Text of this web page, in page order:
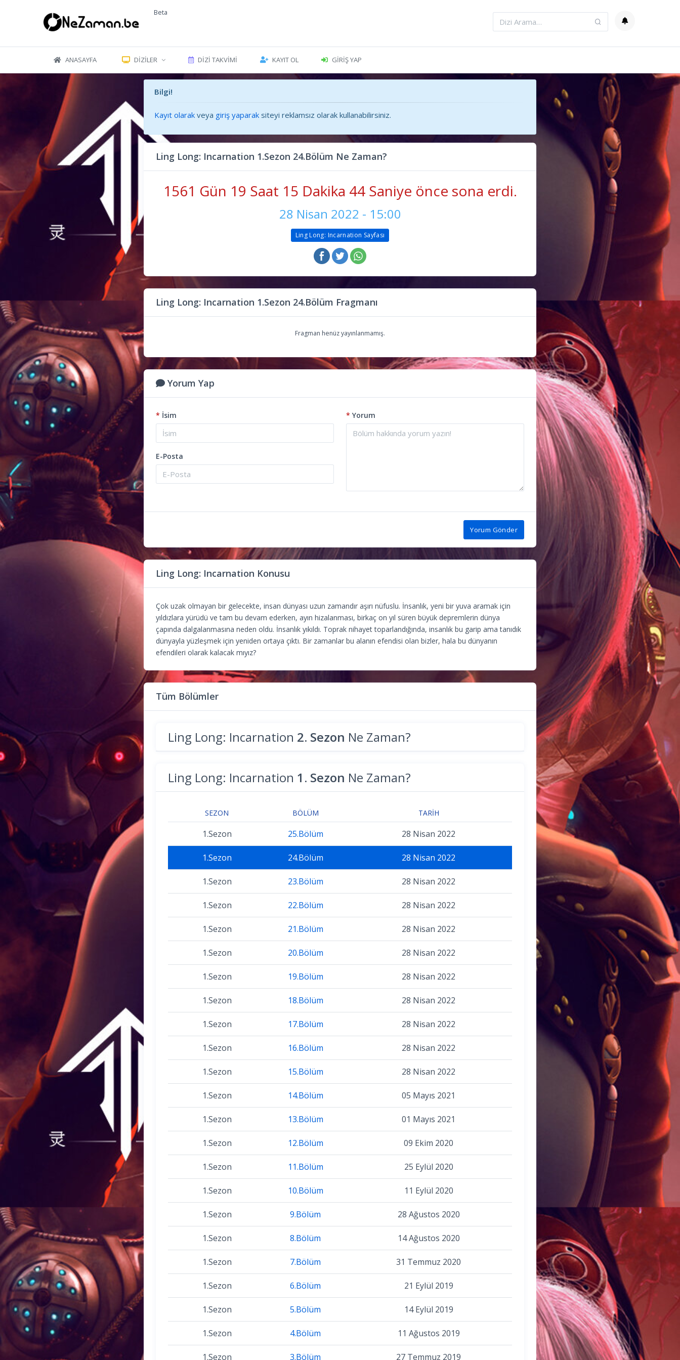
Beta
ANASAYFA DIZILER DIZI TAKVIMI KAYIT OL GIRIŞ YAP
Bilgi!
Kayıt olarak veya giriş yaparak siteyi reklamsız olarak kullanabilirsiniz.
Ling Long: Incarnation 1.Sezon 24.Bölüm Ne Zaman?
1561 Gün 19 Saat 15 Dakika 45 Saniye önce sona erdi.
28 Nisan 2022 - 15:00
Ling Long: Incarnation Sayfası
Ling Long: Incarnation 1.Sezon 24.Bölüm Fragmanı
Fragman henüz yayınlanmamış.
Yorum Yap
* İsim
E-Posta
* Yorum
Yorum Gönder
Ling Long: Incarnation Konusu
Çok uzak olmayan bir gelecekte, insan dünyası uzun zamandır aşırı nüfuslu. İnsanlık, yeni bir yuva aramak için
yıldızlara yürüdü ve tam bu devam ederken, ayın hizalanması, birkaç on yıl süren büyük depremlerin dünya
çapında dalgalanmasına neden oldu. İnsanlık yıkıldı. Toprak nihayet toparlandığında, insanlık bu garip ama tanıdık
dünyayla yüzleşmek için yeniden ortaya çıktı. Bir zamanlar bu alanın efendisi olan bizler, hala bu dünyanın
efendileri olarak kalacak mıyız?
Tüm Bölümler
Ling Long: Incarnation 2. Sezon Ne Zaman?
Ling Long: Incarnation 1. Sezon Ne Zaman?
SEZON BÖLÜM TARIH
1.Sezon 25.Bölüm 28 Nisan 2022
1.Sezon 24.Bölüm 28 Nisan 2022
1.Sezon 23.Bölüm 28 Nisan 2022
1.Sezon 22.Bölüm 28 Nisan 2022
1.Sezon 21.Bölüm 28 Nisan 2022
1.Sezon 20.Bölüm 28 Nisan 2022
1.Sezon 19.Bölüm 28 Nisan 2022
1.Sezon 18.Bölüm 28 Nisan 2022
1.Sezon 17.Bölüm 28 Nisan 2022
1.Sezon 16.Bölüm 28 Nisan 2022
1.Sezon 15.Bölüm 28 Nisan 2022
1.Sezon 14.Bölüm 05 Mayıs 2021
1.Sezon 13.Bölüm 01 Mayıs 2021
1.Sezon 12.Bölüm 09 Ekim 2020
1.Sezon 11.Bölüm 25 Eylül 2020
1.Sezon 10.Bölüm 11 Eylül 2020
1.Sezon 9.Bölüm 28 Ağustos 2020
1.Sezon 8.Bölüm 14 Ağustos 2020
1.Sezon 7.Bölüm 31 Temmuz 2020
1.Sezon 6.Bölüm 21 Eylül 2019
1.Sezon 5.Bölüm 14 Eylül 2019
1.Sezon 4.Bölüm 11 Ağustos 2019
1.Sezon 3.Bölüm 27 Temmuz 2019